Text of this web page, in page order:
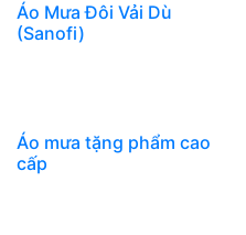
Áo Mưa Đôi Vải Dù
(Sanofi)
Áo mưa tặng phẩm cao
cấp